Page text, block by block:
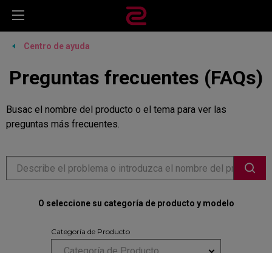
Centro de ayuda
Preguntas frecuentes (FAQs)
Busac el nombre del producto o el tema para ver las
preguntas más frecuentes.
O seleccione su categoría de producto y modelo
Categoría de Producto